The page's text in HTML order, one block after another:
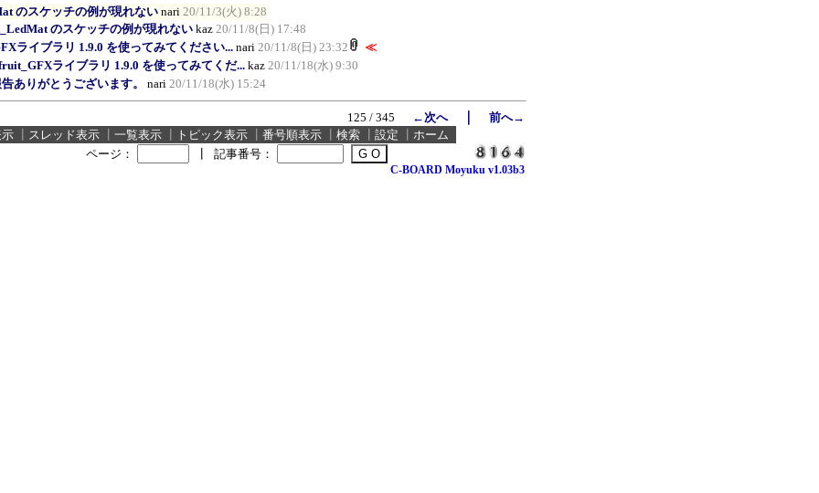
のスケッチの例が現れない nari 20/11/3(火) 8:28
のスケッチの例が現れないkaz 20/11/8(日) 17:48
ライブラリ 1.9.0 を使ってみてください... nari 20/11/8(日) 23:32
≪
ライブラリ 1.9.0 を使ってみてくだ... kaz 20/11/18(水) 9:30
ありがとうございます。
nari 20/11/18(水) 15:24
125 / 345 ←次へ｜ 前へ→
スレッド表示 一覧表示 トピック表示 番号順表示 検索 設定
ホーム
ページ：
記事番号：
C-BOARD Moyuku v1.03b3